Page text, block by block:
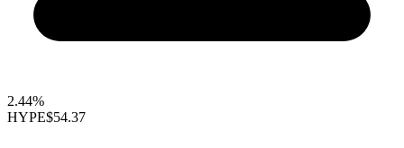
2.44%
HYPE$54.37